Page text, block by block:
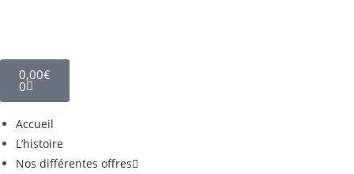
0,00€
0
Accueil
L’histoire
Nos différentes offres